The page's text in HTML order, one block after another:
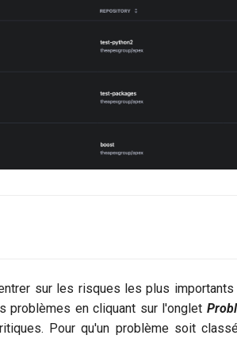
sur les risques les plus
problèmes en cliquant sur l'onglet
Pour qu'un problème soit